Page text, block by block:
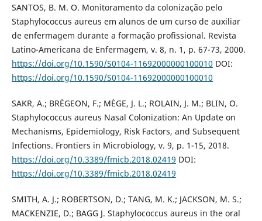
SANTOS, B. M. O. Monitoramento da colonização pelo
Staphylococcus aureus em alunos de um curso de auxiliar
de enfermagem durante a formação profissional. Revista
Latino-Americana de Enfermagem, v. 8, n. 1, p. 67-73, 2000.
https://doi.org/10.1590/S0104-11692000000100010 DOI:
https://doi.org/10.1590/S0104-11692000000100010
SAKR, A.; BRÉGEON, F.; MÈGE, J. L.; ROLAIN, J. M.; BLIN, O.
Staphylococcus aureus Nasal Colonization: An Update on
Mechanisms, Epidemiology, Risk Factors, and Subsequent
Infections. Frontiers in Microbiology, v. 9, p. 1-15, 2018.
https://doi.org/10.3389/fmicb.2018.02419 DOI:
https://doi.org/10.3389/fmicb.2018.02419
SMITH, A. J.; ROBERTSON, D.; TANG, M. K.; JACKSON, M. S.;
MACKENZIE, D.; BAGG J. Staphylococcus aureus in the oral